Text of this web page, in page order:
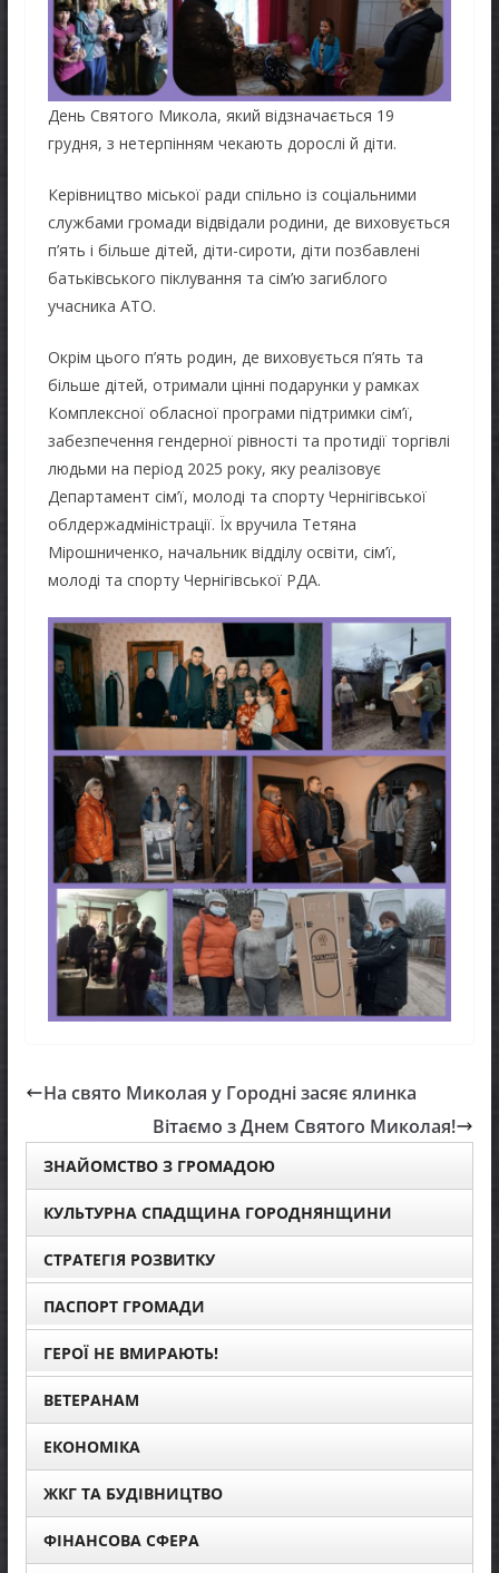
День Святого Микола, який відзначається 19
грудня, з нетерпінням чекають дорослі й діти.
Керівництво міської ради спільно із соціальними
службами громади відвідали родини, де виховується
п’ять і більше дітей, діти-сироти, діти позбавлені
батьківського піклування та сім’ю загиблого
учасника АТО.
Окрім цього п’ять родин, де виховується п’ять та
більше дітей, отримали цінні подарунки у рамках
Комплексної обласної програми підтримки сім’ї,
забезпечення гендерної рівності та протидії торгівлі
людьми на період 2025 року, яку реалізовує
Департамент сім’ї, молоді та спорту Чернігівської
облдержадміністрації. Їх вручила Тетяна
Мірошниченко, начальник відділу освіти, сім’ї,
молоді та спорту Чернігівської РДА.
На свято Миколая у Городні засяє ялинка
Вітаємо з Днем Святого Миколая!
ЗНАЙОМСТВО З ГРОМАДОЮ
КУЛЬТУРНА СПАДЩИНА ГОРОДНЯНЩИНИ
СТРАТЕГІЯ РОЗВИТКУ
ПАСПОРТ ГРОМАДИ
ГЕРОЇ НЕ ВМИРАЮТЬ!
ВЕТЕРАНАМ
ЕКОНОМІКА
ЖКГ ТА БУДІВНИЦТВО
ФІНАНСОВА СФЕРА